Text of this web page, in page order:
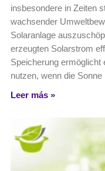
insbesondere in Zeiten
wachsender
Solaranlage
erzeugten Solarstrom
Speicherung ermöglicht
nutzen, wenn die
Leer más »